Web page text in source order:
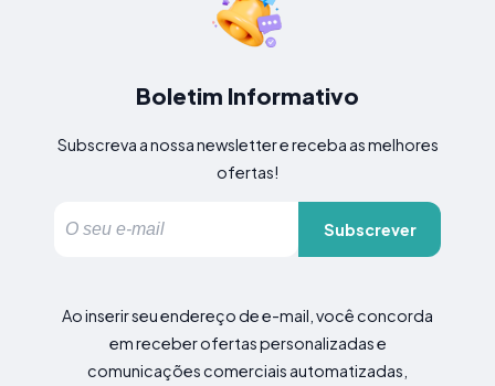
Boletim Informativo
Subscreva a nossa newsletter e receba as melhores
ofertas!
Subscrever
Ao inserir seu endereço de e-mail, você concorda
em receber ofertas personalizadas e
comunicações comerciais automatizadas,